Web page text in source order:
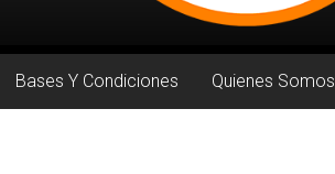
Bases Y Condiciones Quienes Somos